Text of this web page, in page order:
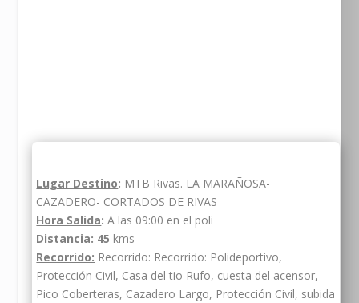
Lugar Destino: MTB Rivas. LA MARAÑOSA-
CAZADERO- CORTADOS DE RIVAS
Hora Salida: A las 09:00 en el poli
Distancia: 45 kms
Recorrido: Recorrido: Recorrido: Polideportivo,
Protección Civil, Casa del tio Rufo, cuesta del acensor,
Pico Coberteras, Cazadero Largo, Protección Civil, subida